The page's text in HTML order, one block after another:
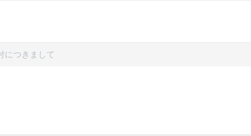
につきまして